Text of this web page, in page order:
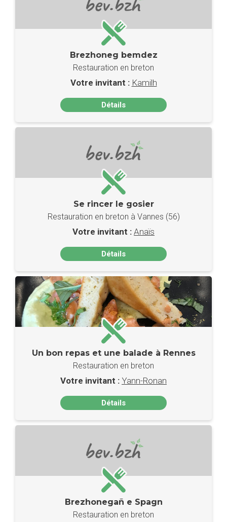
Brezhoneg bemdez
Restauration en breton
Votre invitant : Kamilh
Détails
Se rincer le gosier
Restauration en breton à Vannes (56)
Votre invitant : Anaïs
Détails
Un bon repas et une balade à Rennes
Restauration en breton
Votre invitant : Yann-Ronan
Détails
Brezhonegañ e Spagn
Restauration en breton